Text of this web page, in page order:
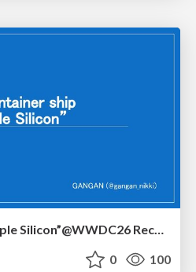
the container ship “Apple Silicon”@WWDC26 Recap -Japan-\(region).swift
0 100